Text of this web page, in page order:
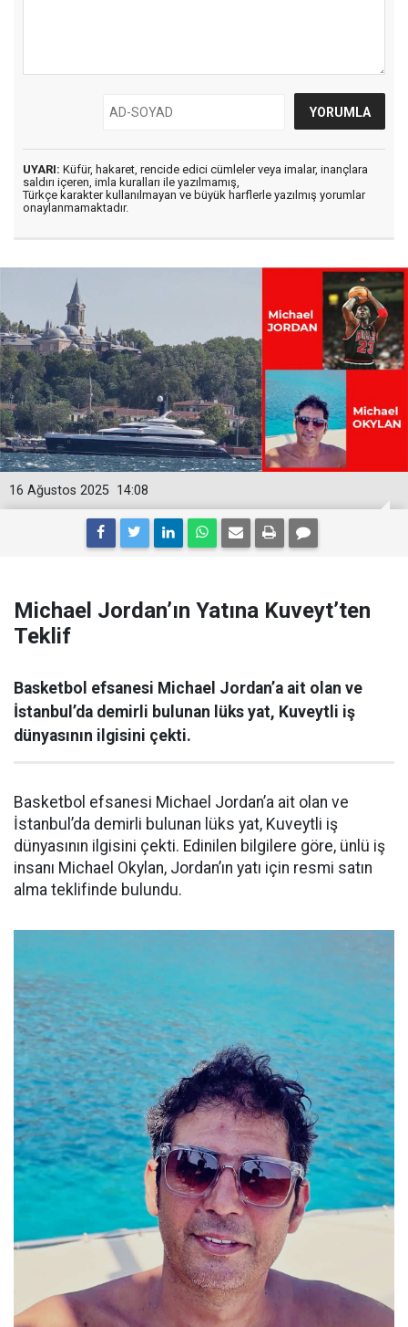
UYARI: Küfür, hakaret, rencide edici cümleler veya imalar, inançlara
saldırı içeren, imla kuralları ile yazılmamış,
Türkçe karakter kullanılmayan ve büyük harflerle yazılmış yorumlar
onaylanmamaktadır.
14:08
16 Ağustos 2025
Michael Jordan’ın Yatına Kuveyt’ten
Teklif
Basketbol efsanesi Michael Jordan’a ait olan ve
İstanbul’da demirli bulunan lüks yat, Kuveytli iş
dünyasının ilgisini çekti.
Basketbol efsanesi Michael Jordan’a ait olan ve
İstanbul’da demirli bulunan lüks yat, Kuveytli iş
dünyasının ilgisini çekti. Edinilen bilgilere göre, ünlü iş
insanı Michael Okylan, Jordan’ın yatı için resmi satın
alma teklifinde bulundu.